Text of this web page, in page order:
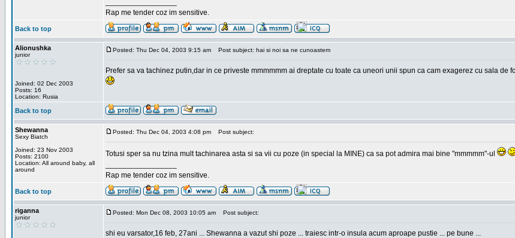
Rap me tender coz im sensitive.
Back to top
Alionushka
junior
Joined: 02 Dec 2003
Posts: 16
Location: Rusia
Posted: Thu Dec 04, 2003 9:15 am Post subject: hai si noi sa ne cunoastem
Prefer sa va tachinez putin,dar in ce priveste mmmmmm ai dreptate cu toate ca uneori unii spun ca cam exagerez cu sala
Back to top
Shewanna
Sexy Biatch
Joined: 23 Nov 2003
Posts: 2100
Location: All around baby, all
around
Posted: Thu Dec 04, 2003 4:08 pm Post subject:
Totusi sper sa nu tzina mult tachinarea asta si sa vii cu poze (in special la MINE) ca sa pot admira mai bine "mmmmm"-ul
Rap me tender coz im sensitive.
Back to top
riganna
junior
Posted: Mon Dec 08, 2003 10:05 am Post subject:
shi eu varsator,16 feb, 27ani ... Shewanna a vazut shi poze ... traiesc intr-o insula acum aproape pustie ... pe bune ...